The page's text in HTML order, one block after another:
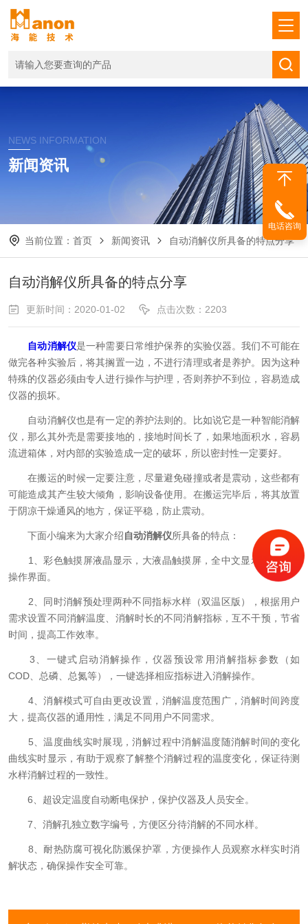
NEWS INFORMATION
新闻资讯
当前位置： 首页 新闻资讯 自动消解仪所具备的特点分享
自动消解仪所具备的特点分享
更新时间：2020-01-02 点击次数：2203
自动消解仪是一种需要日常维护保养的实验仪器。我们不可能在
做完各种实验后，将其搁置一边，不进行清理或者是养护。因为这种
特殊的仪器必须由专人进行操作与护理，否则养护不到位，容易造成
仪器的损坏。
自动消解仪也是有一定的养护法则的。比如说它是一种智能消解
仪，那么其外壳是需要接地的，接地时间长了，如果地面积水，容易
流进箱体，对内部的实验造成一定的破坏，所以密封性一定要好。
在搬运的时候一定要注意，尽量避免碰撞或者是震动，这些都有
可能造成其产生较大倾角，影响设备使用。在搬运完毕后，将其放置
于阴凉干燥通风的地方，保证平稳，防止震动。
下面小编来为大家介绍自动消解仪所具备的特点：
1、彩色触摸屏液晶显示，大液晶触摸屏，全中文显示，人性化
操作界面。
2、同时消解预处理两种不同指标水样（双温区版），根据用户
需求设置不同消解温度、消解时长的不同消解指标，互不干预，节省
时间，提高工作效率。
3、一键式启动消解操作，仪器预设常用消解指标参数（如
COD、总磷、总氮等），一键选择相应指标进入消解操作。
4、消解模式可自由更改设置，消解温度范围广，消解时间跨度
大，提高仪器的通用性，满足不同用户不同需求。
5、温度曲线实时展现，消解过程中消解温度随消解时间的变化
曲线实时显示，有助于观察了解整个消解过程的温度变化，保证待测
水样消解过程的一致性。
6、超设定温度自动断电保护，保护仪器及人员安全。
7、消解孔独立数字编号，方便区分待消解的不同水样。
8、耐热防腐可视化防溅保护罩，方便操作人员观察水样实时消
解状态，确保操作安全可靠。
电话咨询